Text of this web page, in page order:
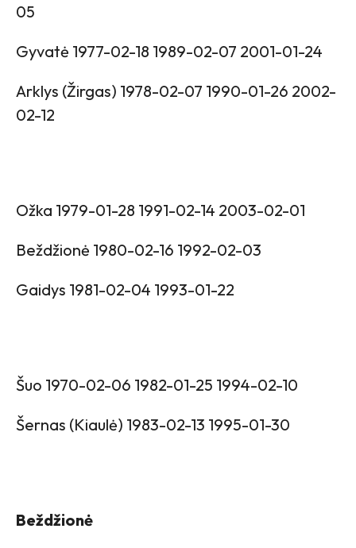
05
Gyvatė 1977-02-18 1989-02-07 2001-01-24
Arklys (Žirgas) 1978-02-07 1990-01-26 2002-
02-12
Ožka 1979-01-28 1991-02-14 2003-02-01
Beždžionė 1980-02-16 1992-02-03
Gaidys 1981-02-04 1993-01-22
Šuo 1970-02-06 1982-01-25 1994-02-10
Šernas (Kiaulė) 1983-02-13 1995-01-30
Beždžionė